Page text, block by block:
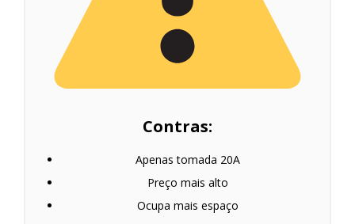
Contras:
Apenas tomada 20A
Preço mais alto
Ocupa mais espaço